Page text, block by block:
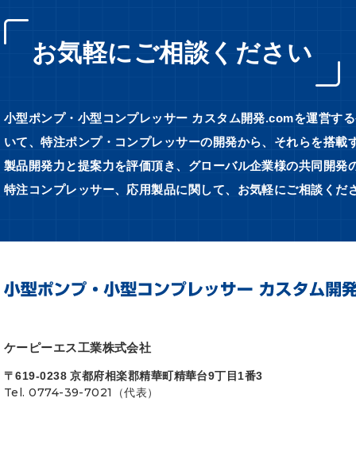
お気軽にご相談ください
小型ポンプ・小型コンプレッサー カスタム開発.comを運営す
いて、特注ポンプ・コンプレッサーの開発から、それらを搭
製品開発力と提案力を評価頂き、グローバル企業様の共同開
特注コンプレッサー、応用製品に関して、お気軽にご相談くだ
ケーピーエス工業株式会社
〒619-0238 京都府相楽郡精華町精華台9丁目1番3
Tel. 0774-39-7021（代表）